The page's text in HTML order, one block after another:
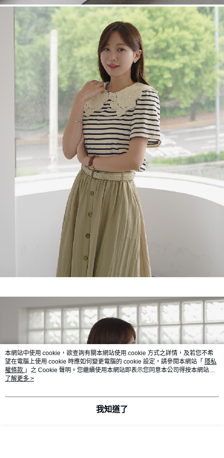
本網站中使用 cookie，欲查詢有關本網站使用 cookie 方式之詳情，及若您不希
望在電腦上使用 cookie 時應如何變更電腦的 cookie 設定，請參閱本網站「 隱私
權條款 」之 Cookie 聲明。您繼續使用本網站即表示您同意本公司得按本網站使
用條款之 Cookie 聲明使用 cookie。
了解更多 >
我知道了